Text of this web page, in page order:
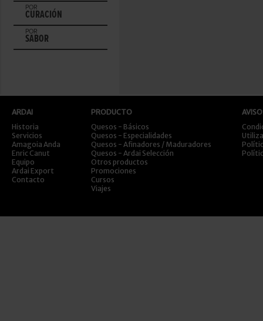
POR
CURACIÓN
POR
SABOR
ARDAI
Historia
Servicios
Amagoia Anda
Enric Canut
Equipo
Ardai Export
Contacto
PRODUCTO
Quesos - Básicos
Quesos - Especialidades
Quesos - Afinadores / Maduradores
Quesos - Ardai Selección
Otros productos
Promociones
Cursos
Viajes